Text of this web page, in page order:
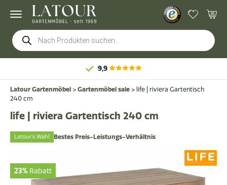
Products
search
9,9
Latour Gartenmöbel > Gartenmöbel sale > life | riviera Gartentisch
240 cm
life | riviera Gartentisch 240 cm
Latour's Wahl Bestes Preis-Leistungs-Verhältnis
23% Rabatt